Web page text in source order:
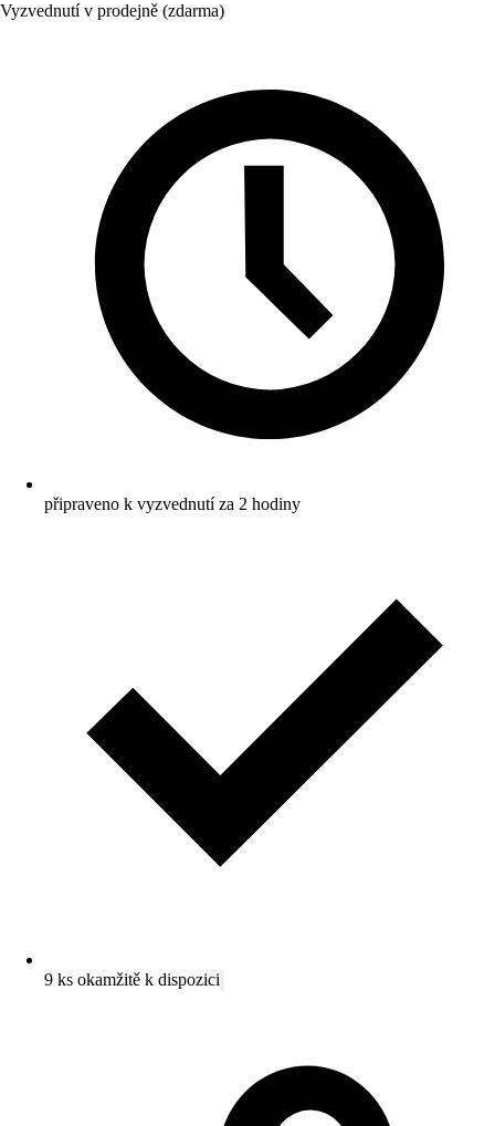
Vyzvednutí v prodejně (zdarma)
připraveno k vyzvednutí za 2 hodiny
9 ks okamžitě k dispozici